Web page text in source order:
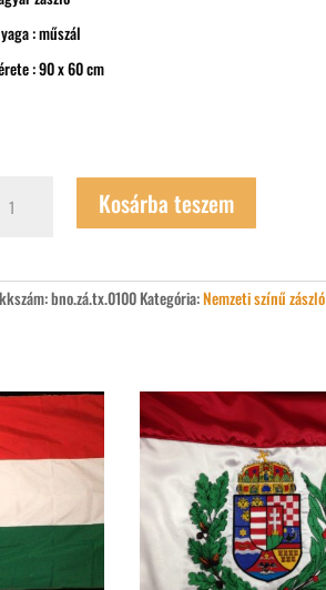
: műszál
: 90 x 60 cm
Kosárba teszem
bno.zá.tx.0100 Kategória:Nemzeti színű zászló